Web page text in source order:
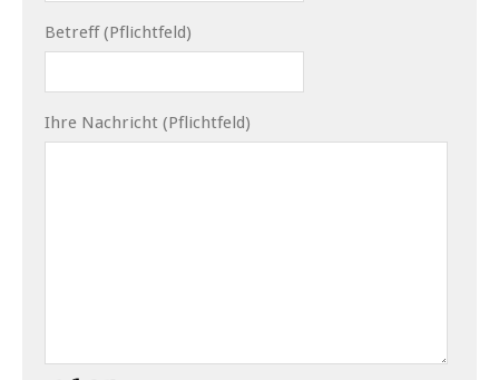
Betreff (Pflichtfeld)
Ihre Nachricht (Pflichtfeld)